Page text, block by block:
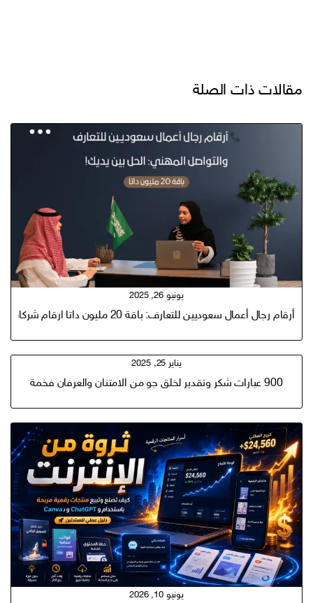
مقالات ذات الصلة
يونيو 26, 2025
أرقام رجال أعمال سعوديين للتعارف: باقة 20 مليون داتا ارقام شركات رجال اعمال متاجر سرية بين يديك!
يناير 25, 2025
900 عبارات شكر وتقدير لخلق جو من الامتنان والعرفان فخمة
يونيو 10, 2026